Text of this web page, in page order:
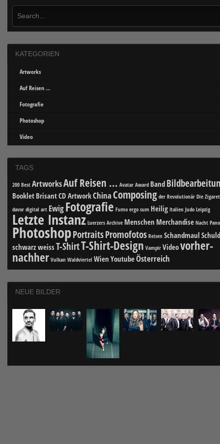
KATEGORIEN
Artworks
Auf Reisen …
Fotografie
Photoshop
Video
TAGS
200 Best ArtworksAuf Reisen ... Avatar Award Band
Booklet BrisantCD ArtworkChinaComposing der Revolutionär Die
davor digital art EwigFotografie Fumo ergo sum Heilig Italien Judo Leipzig
Letzte Instanz Luerzers Archive Menschen Merchandise Nacht
PhotoshopPortraitsPromofotos Reisen Schandmaul
schwarz weissT-ShirtT-Shirt-Design Vampir Videovorher-
nachher Vulkan Waldviertel Wien YoutubeÖsterreich
NEUE BILDER